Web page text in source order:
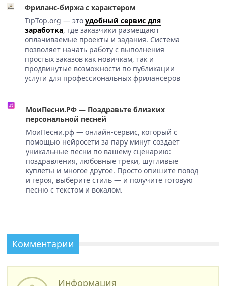
Фриланс-биржа с характером
TipTop.org — это удобный сервис для
заработка, где заказчики размещают
оплачиваемые проекты и задания. Система
позволяет начать работу с выполнения
простых заказов как новичкам, так и
продвинутые возможности по публикации
услуги для профессиональных фрилансеров
МоиПесни.РФ — Поздравьте близких
персональной песней
МоиПесни.рф — онлайн-сервис, который с
помощью нейросети за пару минут создает
уникальные песни по вашему сценарию:
поздравления, любовные треки, шутливые
куплеты и многое другое. Просто опишите повод
и героя, выберите стиль — и получите готовую
песню с текстом и вокалом.
Комментарии
Информация